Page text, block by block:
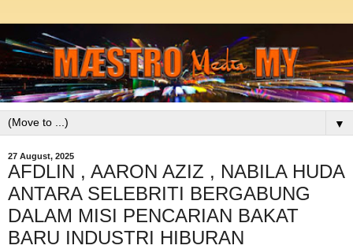
▼
27 August, 2025
AFDLIN , AARON AZIZ , NABILA HUDA
ANTARA SELEBRITI BERGABUNG
DALAM MISI PENCARIAN BAKAT
BARU INDUSTRI HIBURAN